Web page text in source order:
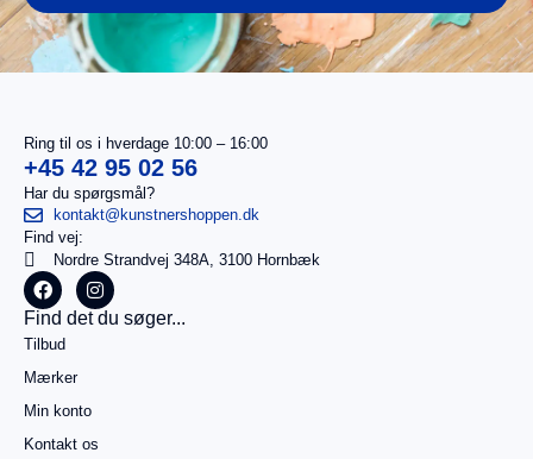
I
alt
0,00kr.
Køb for
499,00kr.
mere for
gratis
betaling
Ring til os i hverdage 10:00 – 16:00
+45 42 95 02 56
Har du spørgsmål?
kontakt@kunstnershoppen.dk
Find vej:
Nordre Strandvej 348A, 3100 Hornbæk
Find det du søger...
Tilbud
Mærker
Min konto
Kontakt os